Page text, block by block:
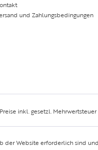
und Zahlungsbedingungen
inkl. gesetzl. Mehrwertsteuer
Website erforderlich sind